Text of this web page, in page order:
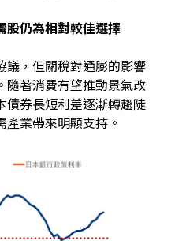
股仍為相對較佳選擇
議，但關稅對通膨的影響
隨著消費有望推動景氣改
債券長短利差逐漸轉趨陡
業帶來明顯支持。